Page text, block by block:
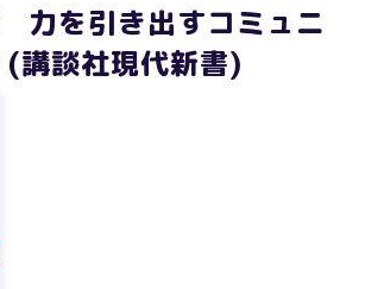
力を引き出すコミュニ
講談社現代新書)